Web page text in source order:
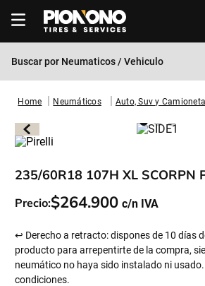
Buscar por Neumaticos / Vehiculo
Neumáticos Auto, Suv y Camioneta
235/60R18 107H XL SCORPN
Precio:$264.900
↩ Derecho a retracto: dispones de 10 días
producto para arrepentirte de la compra,
neumático no haya sido instalado ni
condiciones.